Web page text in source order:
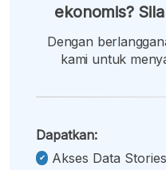
ekonomis?
Dengan
kami untuk
Dapatkan:
Akses Data